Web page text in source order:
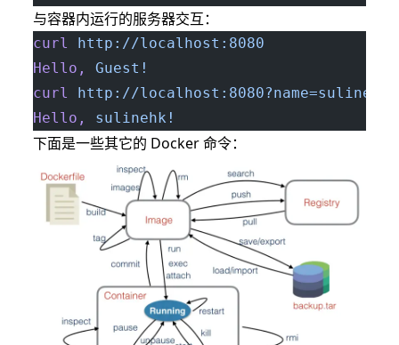
与容器内运行的服务器交互：
curl
http://localhost:8080
Hello,
Guest!
curl
http://localhost:8080?name=sulinehk
Hello,
sulinehk!
下面是一些其它的 Docker 命令：